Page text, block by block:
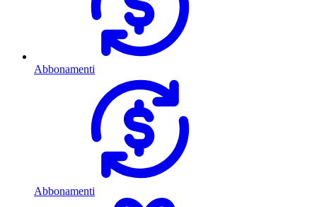
Abbonamenti
Abbonamenti